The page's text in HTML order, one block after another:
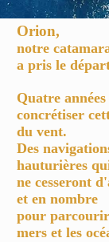
Orion,
notre
a pris le
Quatre
concrétiser
du vent.
Des
hauturières
ne cesseront
et en nombre
pour
mers et les